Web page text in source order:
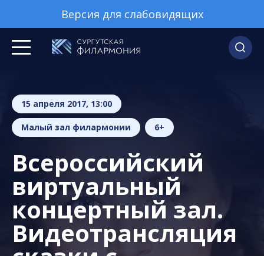
Версия для слабовидящих
15 апреля 2017, 13:00
Малый зал филармонии 6+
Всероссийский
виртуальный
концертный зал.
Видеотрансляция